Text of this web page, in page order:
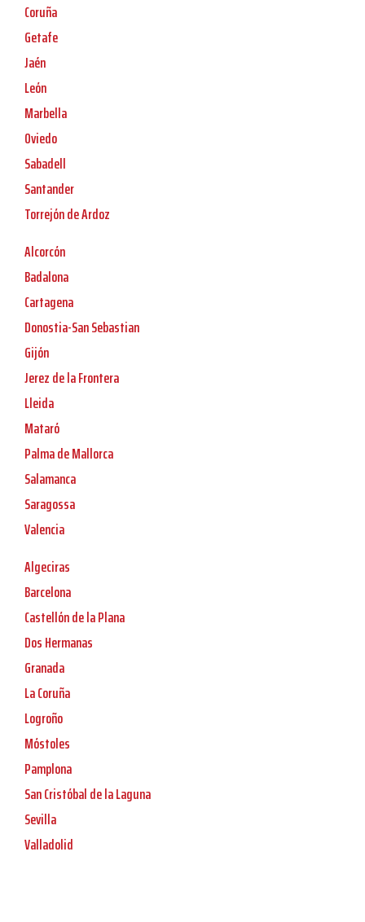
Coruña
Getafe
Jaén
León
Marbella
Oviedo
Sabadell
Santander
Torrejón de Ardoz
Alcorcón
Badalona
Cartagena
Donostia-San Sebastian
Gijón
Jerez de la Frontera
Lleida
Mataró
Palma de Mallorca
Salamanca
Saragossa
Valencia
Algeciras
Barcelona
Castellón de la Plana
Dos Hermanas
Granada
La Coruña
Logroño
Móstoles
Pamplona
San Cristóbal de la Laguna
Sevilla
Valladolid